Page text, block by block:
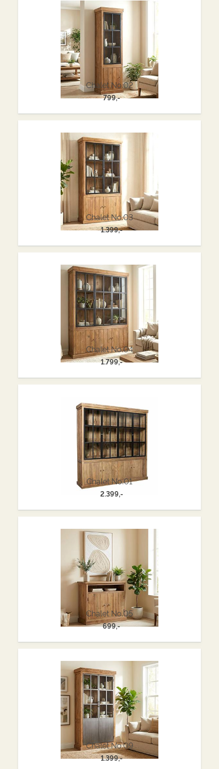
Chalet No.02
799,-
Chalet No.03
1.399,-
Chalet No.04
1.799,-
Chalet No.01
2.399,-
Chalet No.05
699,-
Chalet No.09
1.399,-